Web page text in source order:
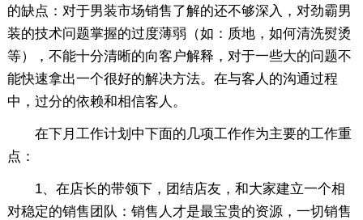
的缺点：对于男装市场销售了解的还不够深入，对劲霸男
装的技术问题掌握的过度薄弱（如：质地，如何清洗熨烫
等），不能十分清晰的向客户解释，对于一些大的问题不
能快速拿出一个很好的解决方法。在与客人的沟通过程
中，过分的依赖和相信客人。
在下月工作计划中下面的几项工作作为主要的工作重
点：
1、在店长的带领下，团结店友，和大家建立一个相
对稳定的销售团队：销售人才是最宝贵的资源，一切销售